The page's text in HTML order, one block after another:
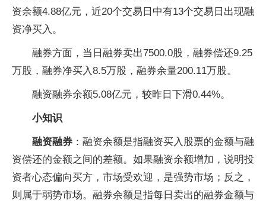
资余额4.88亿元，近20个交易日中有13个交易日出现融
资净买入。
融券方面，当日融券卖出7500.0股，融券偿还9.25
万股，融券净买入8.5万股，融券余量200.11万股。
融资融券余额5.08亿元，较昨日下滑0.44%。
小知识
融资融券 ：融资余额是指融资买入股票的金额与融
资偿还的金额之间的差额。如果融资余额增加，说明投
资者心态偏向买方，市场受欢迎，是强势市场；反之，
则属于弱势市场。融券余额是指每日卖出的融券金额与